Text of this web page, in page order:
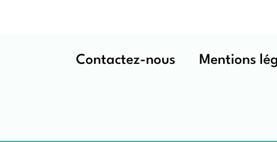
Contactez-nous Mentions